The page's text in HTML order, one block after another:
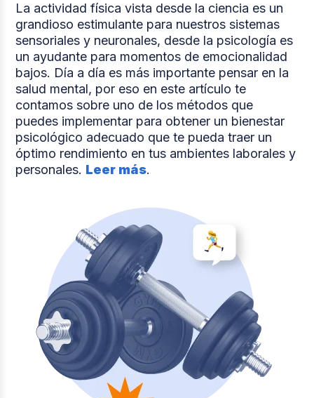
La actividad física vista desde la ciencia es un
grandioso estimulante para nuestros sistemas
sensoriales y neuronales, desde la psicología es
un ayudante para momentos de emocionalidad
bajos. Día a día es más importante pensar en la
salud mental, por eso en este artículo te
contamos sobre uno de los métodos que
puedes implementar para obtener un bienestar
psicológico adecuado que te pueda traer un
óptimo rendimiento en tus ambientes laborales y
personales. Leer más.